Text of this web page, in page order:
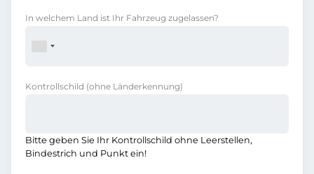
In welchem Land ist Ihr Fahrzeug zugelassen?
Kontrollschild (ohne Länderkennung)
Bitte geben Sie Ihr Kontrollschild ohne Leerstellen,
Bindestrich und Punkt ein!